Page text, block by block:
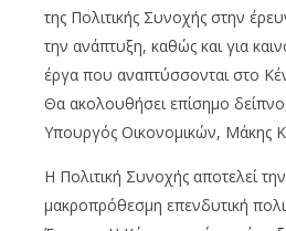
της Πολιτικής Συνοχής στην
την ανάπτυξη, καθώς και για
έργα που αναπτύσσονται στο
Θα ακολουθήσει επίσημο
Υπουργός Οικονομικών, Μάκης
Η Πολιτική Συνοχής αποτελεί
μακροπρόθεσμη επενδυτική